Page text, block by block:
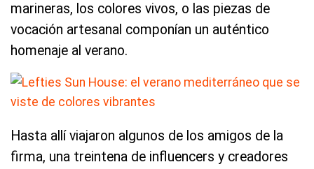
marineras, los colores vivos, o las piezas de
vocación artesanal componían un auténtico
homenaje al verano.
Hasta allí viajaron algunos de los amigos de la
firma, una treintena de influencers y creadores